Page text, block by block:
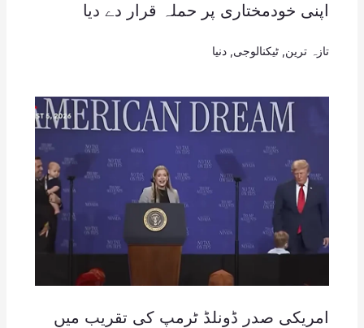
اپنی خودمختاری پر حملہ قرار دے دیا
تازہ ترین ٹیکنالوجی دنیا
امریکی صدر ڈونلڈ ٹرمپ کی تقریب میں